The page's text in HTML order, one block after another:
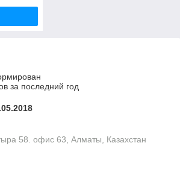
за последний год
58. офис 63, Алматы, Казахстан